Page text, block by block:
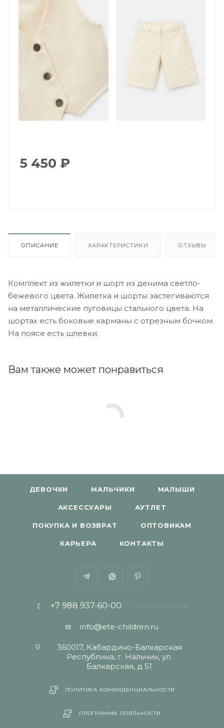
5 450 ₽
ОПИСАНИЕ ХАРАКТЕРИСТИКИ ОТЗЫВЫ
Комплект из жилетки и шорт из денима светло-
бежевого цвета. Жилетка и шорты застегиваются
на металлические пуговицы стального цвета. На
шортах есть боковые карманы с отрезным бочком.
На поясе есть шлевки.
Вам также может понравиться
ДЕВОЧКИ МАЛЬЧИКИ МАЛЫШИ
АКСЕССУАРЫ АУТЛЕТ
ПОКУПКА И ВОЗВРАТ ОПТОВИКАМ
КАРЬЕРА КОНТАКТЫ
+7 988 937-60-00 ЗАКАЗАТЬ ЗВОНОК
info@ete-children.ru
360017, Кабардино-Балкарская
Республика, г. Нальчик, ул.
Балкарская, д 51
ПОЛИТИКА КОНФИДЕНЦИАЛЬНОСТИ
ПРОГРАММА ЛОЯЛЬНОСТИ